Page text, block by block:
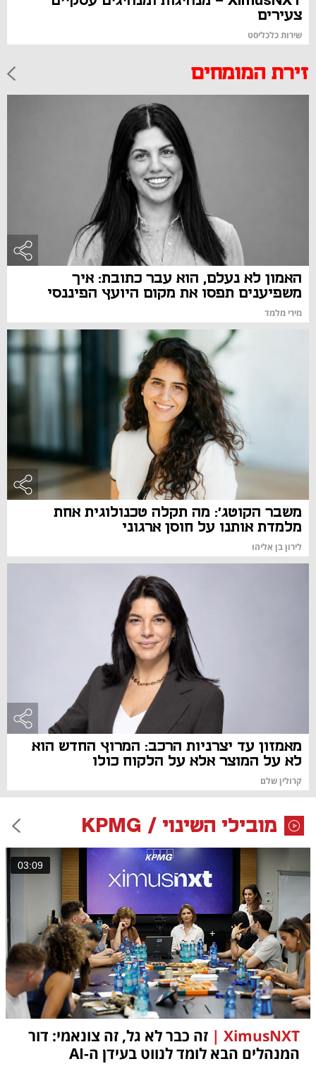
צעירים
שירות כלכליסט
זירת המומחים
האמון לא נעלם, הוא עבר כתובת: איך
משפיענים תפסו את מקום היועץ הפיננסי
מירי מלמד
משבר הקוטג': מה תקלה טכנולוגית אחת
מלמדת אותנו על חוסן ארגוני
לירון בן אליהו
מאמזון עד יצרניות הרכב: המרוץ החדש הוא
לא על המוצר אלא על הלקוח כולו
קרולין שלם
מובילי השינוי / KPMG
03:09
XimusNXT |
זה כבר לא גל, זה צונאמי: דור
המנהלים הבא לומד לנווט בעידן ה-AI